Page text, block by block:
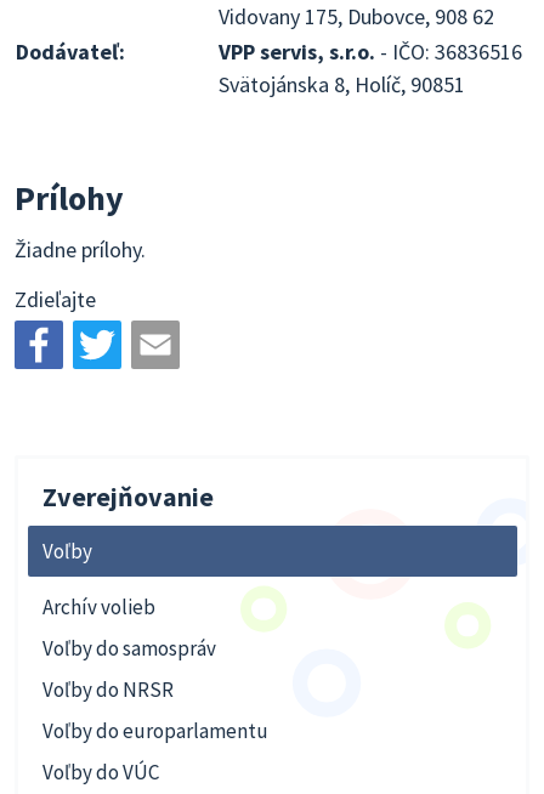
Vidovany 175, Dubovce, 908 62
Dodávateľ:
VPP servis, s.r.o. - IČO: 36836516
Svätojánska 8, Holíč, 90851
Prílohy
Žiadne prílohy.
Zdieľajte
Zverejňovanie
Voľby
Archív volieb
Voľby do samospráv
Voľby do NRSR
Voľby do europarlamentu
Voľby do VÚC